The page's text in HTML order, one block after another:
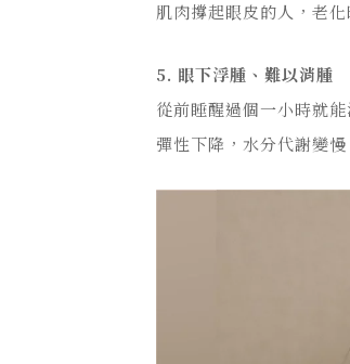
肌肉撐起眼皮的人，老
5. 眼下浮腫、難以消腫
從前睡醒過個一小時就
彈性下降，水分代謝變